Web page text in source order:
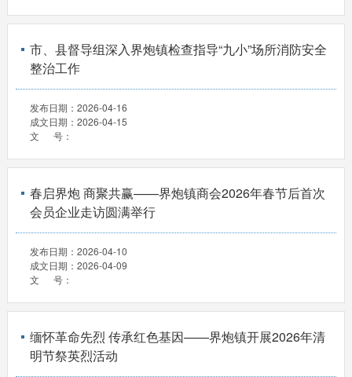
市、县督导组深入界炮镇检查指导“九小”场所消防安全
整治工作
发布日期： 2026-04-16
成文日期： 2026-04-15
文 号：
春启界炮 商聚共赢——界炮镇商会2026年春节后首次
会员企业走访圆满举行
发布日期： 2026-04-10
成文日期： 2026-04-09
文 号：
缅怀革命先烈 传承红色基因——界炮镇开展2026年清
明节祭英烈活动